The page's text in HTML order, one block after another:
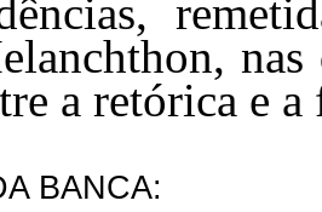
nas
a retórica e
BANCA: